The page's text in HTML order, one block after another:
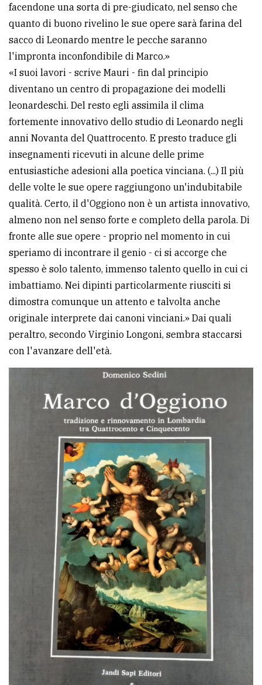
facendone una sorta di pre-giudicato, nel senso che
quanto di buono rivelino le sue opere sarà farina del
sacco di Leonardo mentre le pecche saranno
l'impronta inconfondibile di Marco.»
«I suoi lavori - scrive Mauri - fin dal principio
diventano un centro di propagazione dei modelli
leonardeschi. Del resto egli assimila il clima
fortemente innovativo dello studio di Leonardo negli
anni Novanta del Quattrocento. E presto traduce gli
insegnamenti ricevuti in alcune delle prime
entusiastiche adesioni alla poetica vinciana. (...) Il più
delle volte le sue opere raggiungono un'indubitabile
qualità. Certo, il d'Oggiono non è un artista innovativo,
almeno non nel senso forte e completo della parola. Di
fronte alle sue opere - proprio nel momento in cui
speriamo di incontrare il genio - ci si accorge che
spesso è solo talento, immenso talento quello in cui ci
imbattiamo. Nei dipinti particolarmente riusciti si
dimostra comunque un attento e talvolta anche
originale interprete dai canoni vinciani.» Dai quali
peraltro, secondo Virginio Longoni, sembra staccarsi
con l'avanzare dell'età.